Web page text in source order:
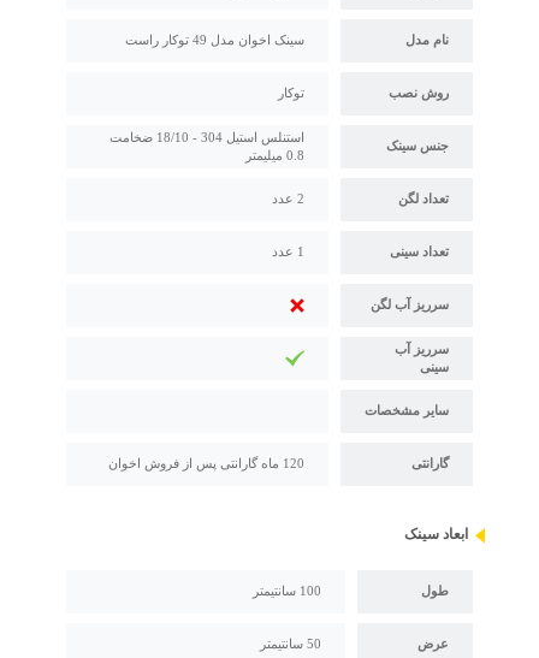
نام مدل سینک اخوان مدل 49 توکار راست
روش نصب توکار
جنس سینک
استنلس استیل 304 - 18/10 ضخامت
0.8 میلیمتر
تعداد لگن 2 عدد
تعداد سینی 1 عدد
سرریز آب لگن
سرریز آب
سینی
سایر مشخصات
گارانتی 120 ماه گارانتی پس از فروش اخوان
ابعاد سینک
طول 100 سانتیمتر
عرض 50 سانتیمتر